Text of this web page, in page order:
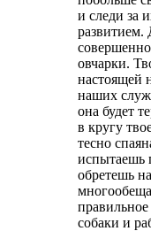
и следи за
развитием.
овчарки.
настоящей
наших
она будет
в кругу
тесно
испытаешь
обретешь
собаки и